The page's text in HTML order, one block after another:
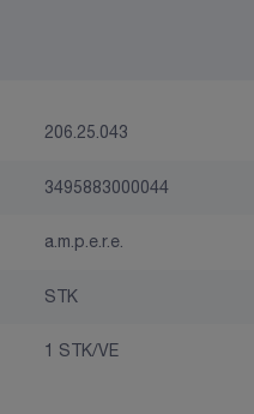
206.25.043
3495883000044
a.m.p.e.r.e.
STK
1 STK/VE